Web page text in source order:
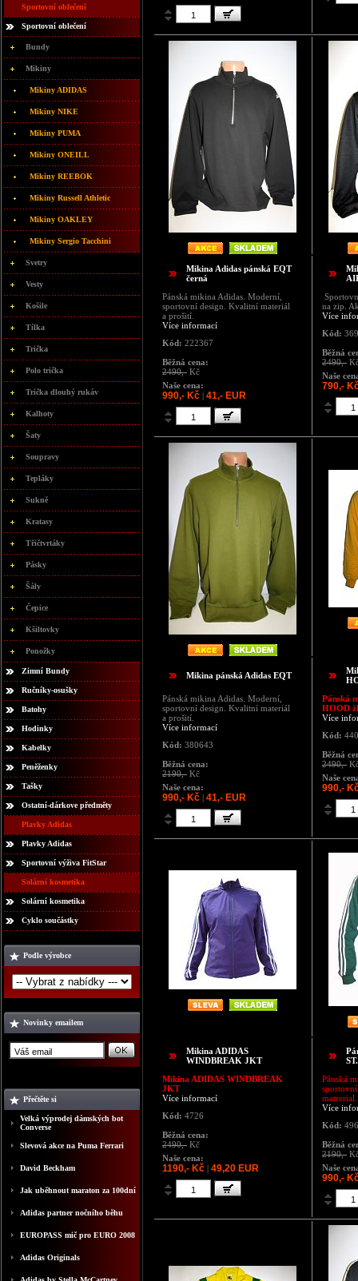
Sportovní oblečení
Sportovní oblečení
Bundy
Mikiny
Mikiny ADIDAS
Mikiny NIKE
Mikiny PUMA
Mikiny ONEILL
Mikiny REEBOK
Mikiny Russell Athletic
Mikiny OAKLEY
Mikiny Sergio Tacchini
Svetry
Vesty
Košile
Tílka
Trička
Polo trička
Trička dlouhý rukáv
Kalhoty
Šaty
Soupravy
Tepláky
Sukně
Kratasy
Třičtvrtáky
Pásky
Šály
Čepice
Kšiltovky
Ponožky
Zimní Bundy
Ručníky-osušky
Batohy
Hodinky
Kabelky
Peněženky
Tašky
Ostatní-dárkove předměty
Plavky Adidas
Plavky Adidas
Sportovní výživa FitStar
Solární kosmetika
Solární kosmetika
Cyklo součástky
Podle výrobce
Novinky emailem
Přečtěte si
Velká výprodej dámských bot
Converse
Slevová akce na Puma Ferrari
David Beckham
Jak uběhnout maraton za 100dní
Adidas partner nočního běhu
EUROPASS mič pro EURO 2008
Adidas Originals
Mikina Adidas pánská EQT
černá
Pánská mikina Adidas. Moderní,
sportovní design. Kvalitní materiál
a prošití.
Více informací
Kód: 222367
Běžná cena:
2490,- Kč
Naše cena:
990,- Kč | 41,- EUR
na zip.
Více
Kód:
Běžná
2490,-
Naše
790,-
Mikina pánská Adidas EQT
Pánská mikina Adidas. Moderní,
sportovní design. Kvalitní materiál
a prošití.
Více informací
Kód: 380643
Běžná cena:
2190,- Kč
Naše cena:
990,- Kč | 41,- EUR
Pánská
HOOD
Více
Kód:
Běžná
2490,-
Naše
990,-
Mikina ADIDAS
WINDBREAK JKT
Mikina ADIDAS WINDBREAK
JKT
Více informací
Kód: 4726
Běžná cena:
2490,- Kč
Naše cena:
1190,- Kč | 49,20 EUR
Pánská
matrerial.
Více
Kód:
Běžná
2190,-
Naše
990,-